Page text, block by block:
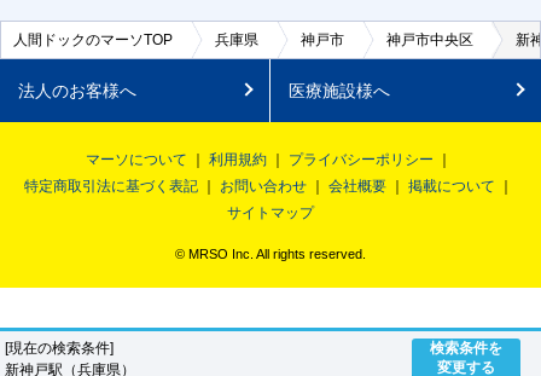
[現在の検索条件]
新神戸駅（兵庫県）
検索条件を
変更する
人間ドックのマーソTOP 兵庫県 神戸市 神戸市中央区 新
法人のお客様へ 医療施設様へ
マーソについて 利用規約
プライバシーポリシー
特定商取引法に基づく表記
お問い合わせ 会社概要
掲載について
サイトマップ
© MRSO Inc. All rights reserved.